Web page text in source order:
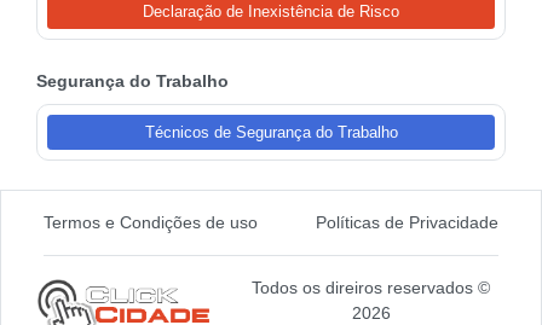
Declaração de Inexistência de Risco
Segurança do Trabalho
Técnicos de Segurança do Trabalho
Termos e Condições de uso Políticas de Privacidade
Todos os direiros reservados ©
2026